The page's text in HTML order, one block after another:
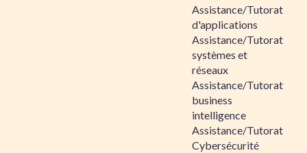
Assistance/Tutorat
d'applications
Assistance/Tutorat
systèmes et
réseaux
Assistance/Tutorat
business
intelligence
Assistance/Tutorat
Cybersécurité